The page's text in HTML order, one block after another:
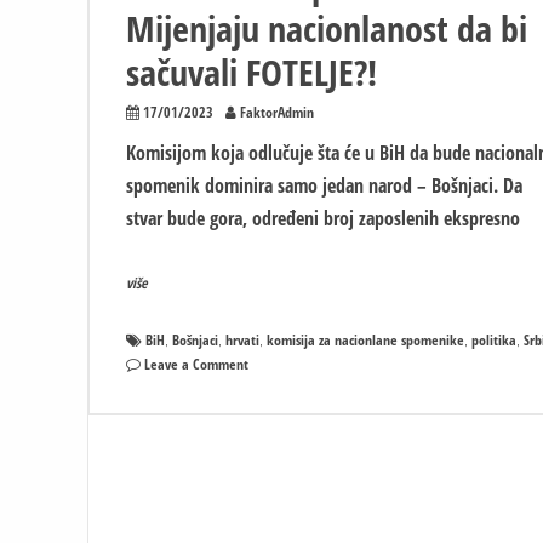
Mijenjaju nacionlanost da bi
sačuvali FOTELJE?!
17/01/2023 FaktorAdmin
Komisijom koja odlučuje šta će u BiH da bude
spomenik dominira samo jedan narod – Bošnjaci. Da
stvar bude gora, određeni broj zaposlenih ekspresno
više
BiH, Bošnjaci, hrvati, komisija za nacionlane spomenike, politika,
Leave a Commenton
kroz